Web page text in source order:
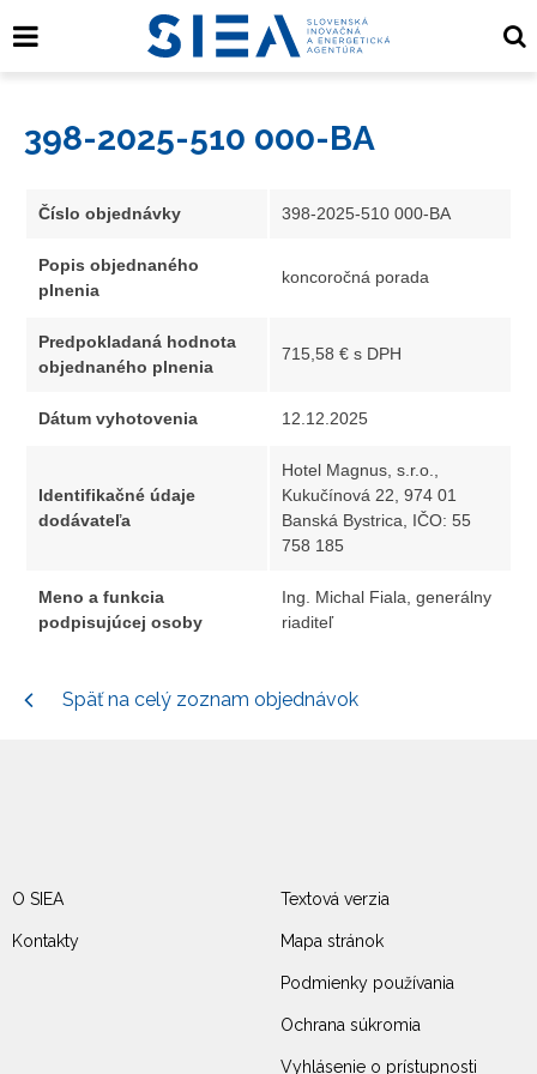
398-2025-510 000-BA
Číslo objednávky 398-2025-510 000-BA
Popis objednaného
plnenia
koncoročná porada
Predpokladaná hodnota
objednaného plnenia
715,58 € s DPH
Dátum vyhotovenia 12.12.2025
Identifikačné údaje
dodávateľa
Hotel Magnus, s.r.o.,
Kukučínová 22, 974 01
Banská Bystrica, IČO: 55
758 185
Meno a funkcia
podpisujúcej osoby
Ing. Michal Fiala, generálny
riaditeľ
Späť na celý zoznam objednávok
O SIEA
Kontakty
Textová verzia
Mapa stránok
Podmienky používania
Ochrana súkromia
Vyhlásenie o prístupnosti